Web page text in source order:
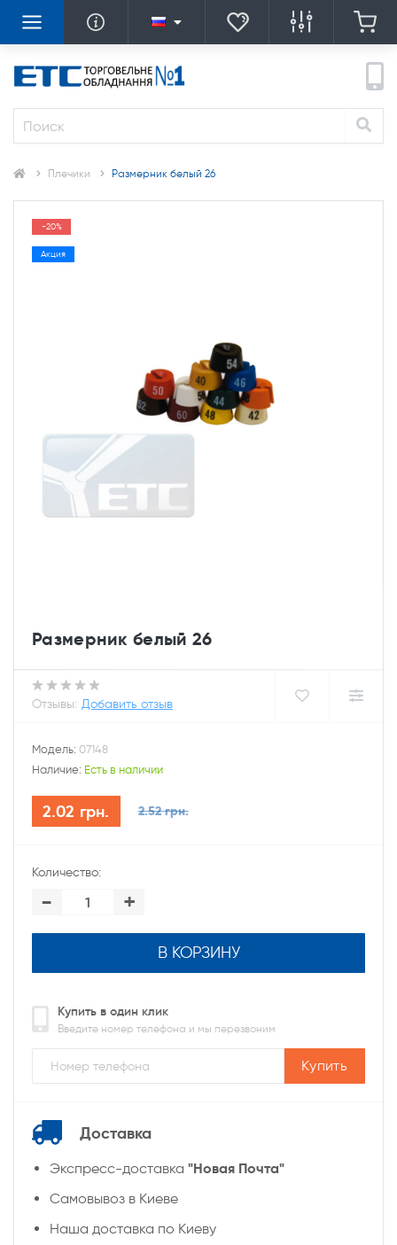
Плечики Размерник белый 26
-20%
Акция
Размерник белый 26
Отзывы: Добавить отзыв
Модель: 07148
Наличие: Есть в наличии
2.02 грн. 2.52 грн.
Количество:
- +
В КОРЗИНУ
Купить в один клик
Введите номер телефона и мы перезвоним
Купить
Доставка
Экспресс-доставка "Новая Почта"
Самовывоз в Киеве
Наша доставка по Киеву